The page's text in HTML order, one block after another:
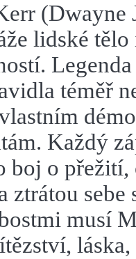
(Dwayne
lidské
téměř
Každý
boj o
ztrátou sebe
musí